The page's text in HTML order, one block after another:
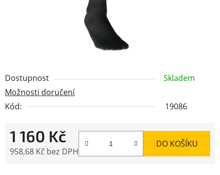
Dostupnost
Skladem
Možnosti doručení
Kód:
19086
1 160 Kč
958,68 Kč bez DPH
DO KOŠÍKU